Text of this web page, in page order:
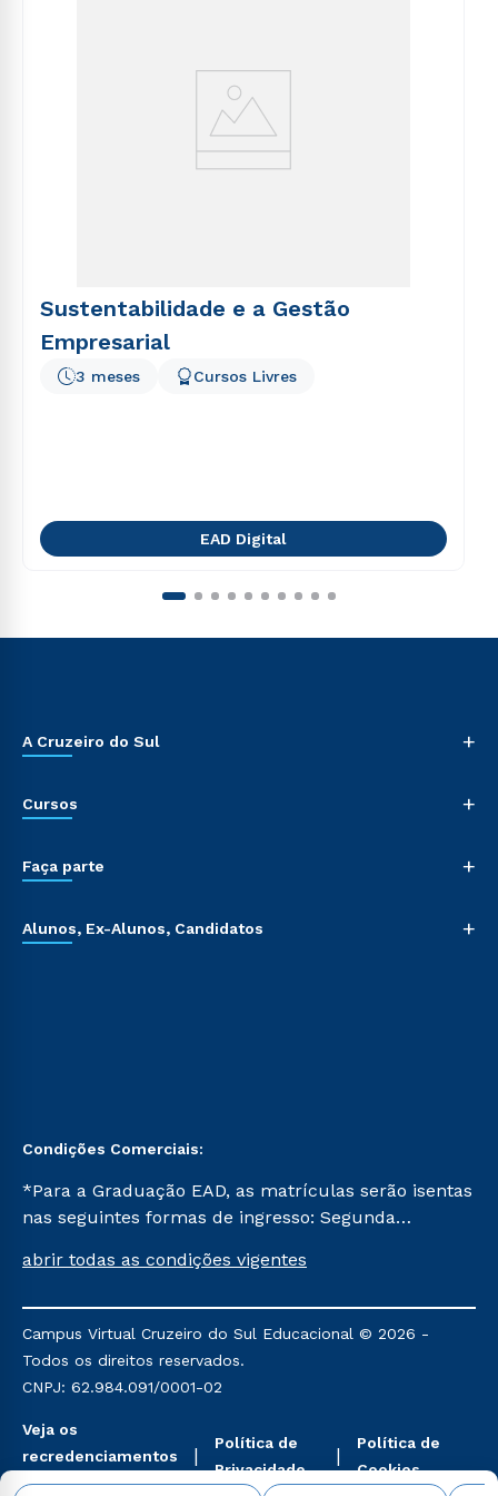
Sustentabilidade e a Gestão
Empresarial
3 meses Cursos Livres
EAD Digital
A Cruzeiro do Sul +
Cursos +
Faça parte +
Alunos, Ex-Alunos, Candidatos +
Condições Comerciais:
*Para a Graduação EAD, as matrículas serão isentas
nas seguintes formas de ingresso: Segunda
Já para as demais, a taxa de matrícula será de R$
mencionadas são referentes aos cursos: Ensino
Religioso, Geografia para a Docência e Metodologia
do Ensino de História: Questões Atuais.
abrir todas as condições vigentes
Campus Virtual Cruzeiro do Sul Educacional © 2026 -
Todos os direitos reservados.
CNPJ: 62.984.091/0001-02
Veja os
recredenciamentos
aqui
Política de
Privacidade
Política de
Cookies